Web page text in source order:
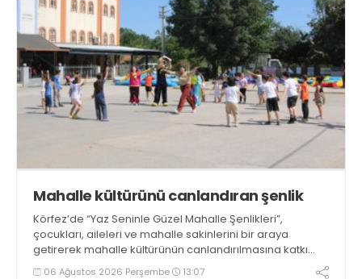
Mahalle kültürünü canlandıran şenlik
Körfez’de “Yaz Seninle Güzel Mahalle Şenlikleri”,
çocukları, aileleri ve mahalle sakinlerini bir araya
getirerek mahalle kültürünün canlandırılmasına katkı
sağlıyor
06 Ağustos 2026 Perşembe 13:07